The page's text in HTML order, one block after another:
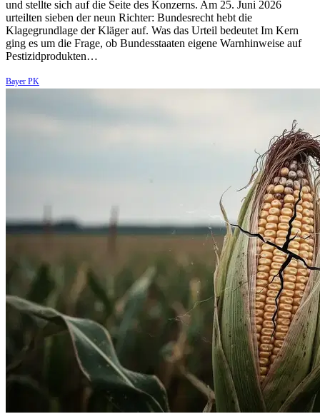
und stellte sich auf die Seite des Konzerns. Am 25. Juni 2026
urteilten sieben der neun Richter: Bundesrecht hebt die
Klagegrundlage der Kläger auf. Was das Urteil bedeutet Im Kern
ging es um die Frage, ob Bundesstaaten eigene Warnhinweise auf
Pestizidprodukten…
Bayer PK